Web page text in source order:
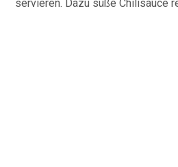
servieren. Dazu süße Chilisauce